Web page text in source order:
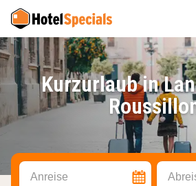
Kurzurlaub in
Anreise